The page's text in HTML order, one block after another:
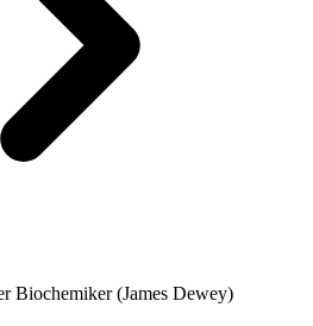
Biochemiker (James Dewey)